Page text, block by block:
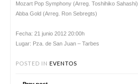
Mozart Pop Symphony (Arreg. Toshihiko Sahashi)
Abba Gold (Arreg. Ron Sebregts)
Fecha: 21 junio 2012 20:00h
Lugar: Pza. de San Juan – Tarbes
POSTED IN EVENTOS